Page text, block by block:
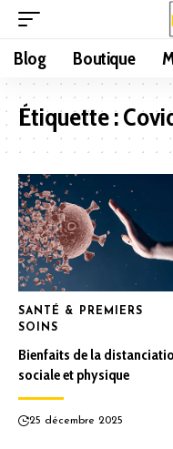
Blog Boutique
Étiquette :
SANTÉ & PREMIERS
SOINS
Bienfaits de la
sociale et physique
25 décembre 2025